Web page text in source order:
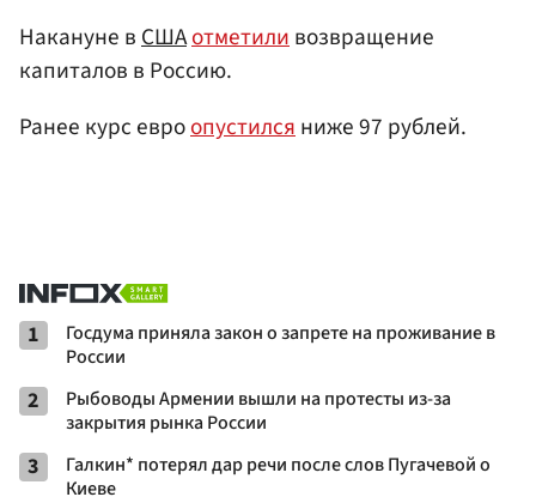
Накануне вСШАотметиливозвращение
капиталов в Россию.
Ранее курс евроопустилсяниже 97 рублей.
1
Госдума приняла закон о запрете на проживание в
России
2
Рыбоводы Армении вышли на протесты из-за
закрытия рынка России
3
Галкин* потерял дар речи после слов Пугачевой о
Киеве